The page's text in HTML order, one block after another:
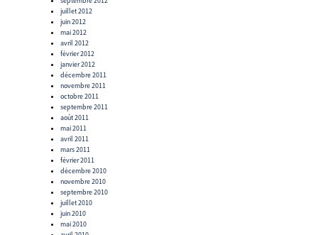
juillet 2012
juin 2012
mai 2012
avril 2012
février 2012
janvier 2012
décembre 2011
novembre 2011
octobre 2011
septembre 2011
août 2011
mai 2011
avril 2011
mars 2011
février 2011
décembre 2010
novembre 2010
septembre 2010
juillet 2010
juin 2010
mai 2010